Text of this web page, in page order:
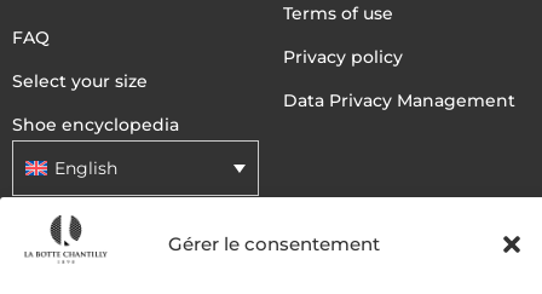
Gérer le consentement
FAQ
Select your size
Shoe encyclopedia
English
Terms of use
Privacy policy
Data Privacy Management
DELIVERY METHODS